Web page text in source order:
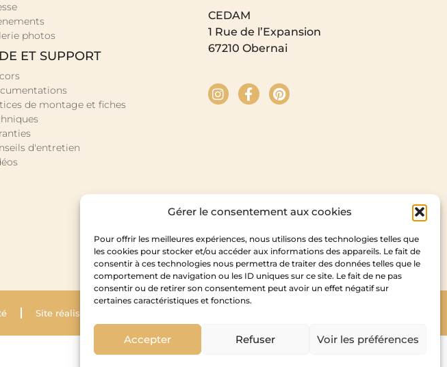
Gérer le consentement aux cookies
Pour offrir les meilleures expériences, nous utilisons des technologies telles que
les cookies pour stocker et/ou accéder aux informations des appareils. Le fait de
consentir à ces technologies nous permettra de traiter des données telles que le
comportement de navigation ou les ID uniques sur ce site. Le fait de ne pas
consentir ou de retirer son consentement peut avoir un effet négatif sur
certaines caractéristiques et fonctions.
Accepter Refuser Voir les préférences
photos
ET SUPPORT
de montage et fiches
d'entretien
CEDAM
1 Rue de l’Expansion
67210 Obernai
Site réalisé par Krysalidesign